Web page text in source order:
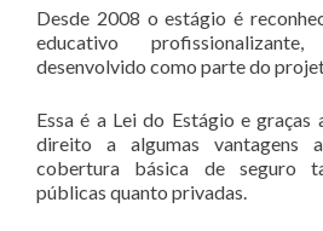
Desde 2008 o estágio é
educativo
desenvolvido como parte do
Essa é a Lei do Estágio e
direito a algumas vantagens
cobertura básica de seguro
públicas quanto privadas.